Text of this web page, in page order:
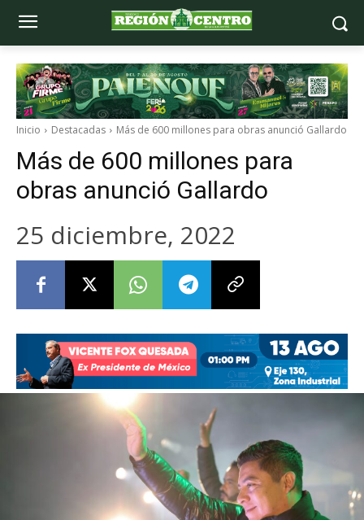
Inicio Destacadas Más de 600 millones para obras anunció Gallardo
Más de 600 millones para
obras anunció Gallardo
25 diciembre, 2022